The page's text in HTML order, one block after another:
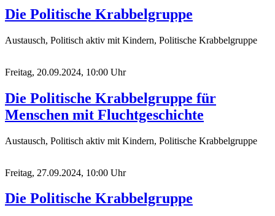
Die Politische Krabbelgruppe
Austausch, Politisch aktiv mit Kindern, Politische Krabbelgruppe
Freitag, 20.09.2024, 10:00 Uhr
Die Politische Krabbelgruppe für
Menschen mit Fluchtgeschichte
Austausch, Politisch aktiv mit Kindern, Politische Krabbelgruppe
Freitag, 27.09.2024, 10:00 Uhr
Die Politische Krabbelgruppe